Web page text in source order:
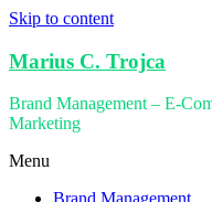
Skip to content
Marius C. Trojca
Brand Management – E-
Marketing
Menu